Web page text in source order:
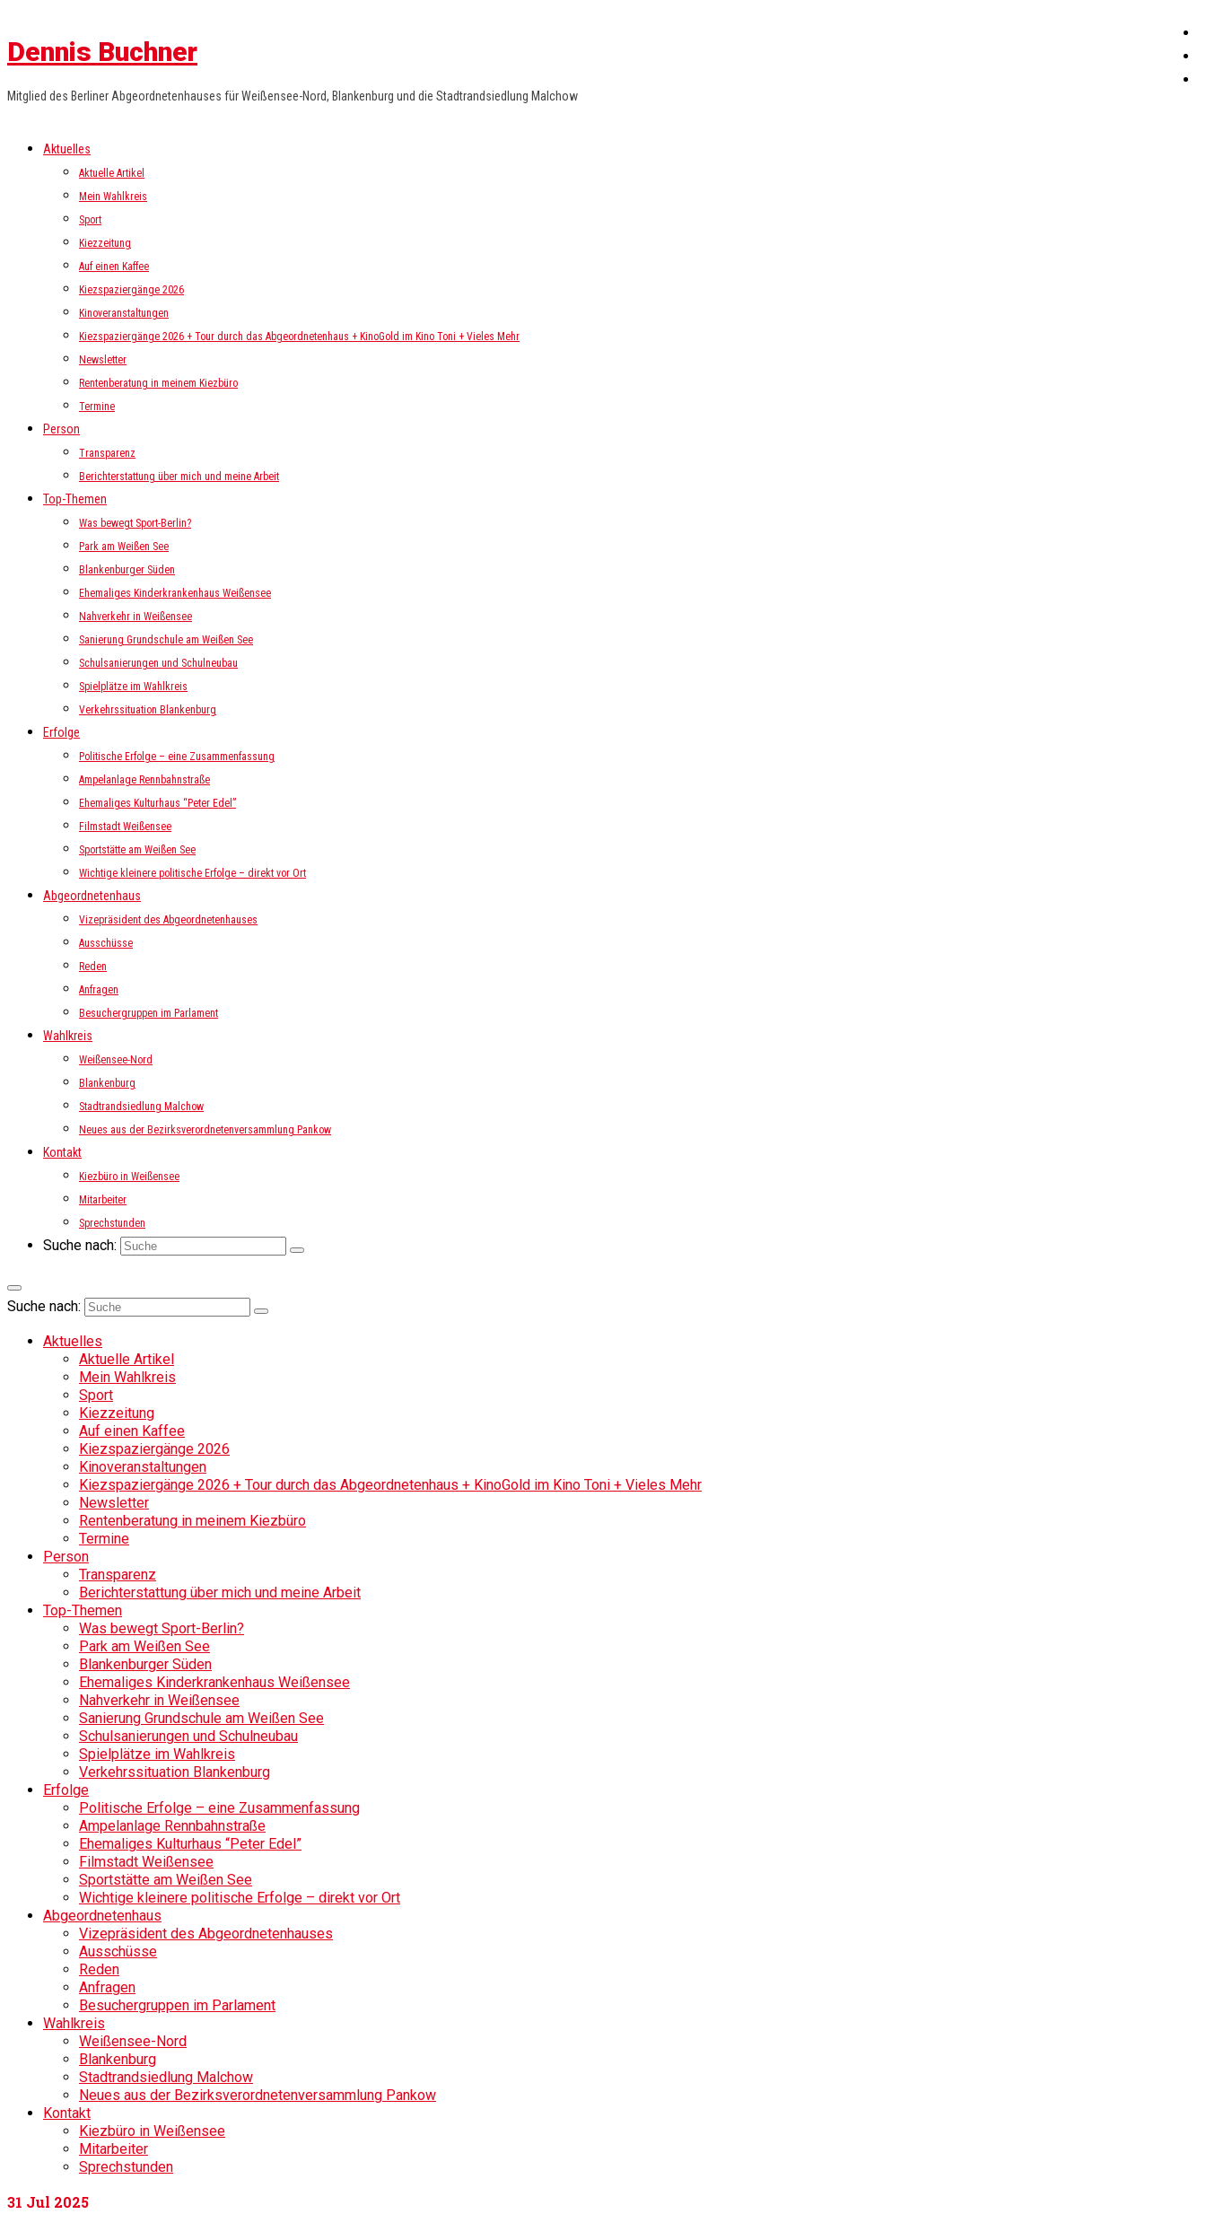
Dennis Buchner
Mitglied des Berliner Abgeordnetenhauses für Weißensee-Nord, Blankenburg und die Stadtrandsiedlung Malchow
Aktuelles
Aktuelle Artikel
Mein Wahlkreis
Sport
Kiezzeitung
Auf einen Kaffee
Kiezspaziergänge 2026
Kinoveranstaltungen
Kiezspaziergänge 2026 + Tour durch das Abgeordnetenhaus + KinoGold im Kino Toni + Vieles Mehr
Newsletter
Rentenberatung in meinem Kiezbüro
Termine
Person
Transparenz
Berichterstattung über mich und meine Arbeit
Top-Themen
Was bewegt Sport-Berlin?
Park am Weißen See
Blankenburger Süden
Ehemaliges Kinderkrankenhaus Weißensee
Nahverkehr in Weißensee
Sanierung Grundschule am Weißen See
Schulsanierungen und Schulneubau
Spielplätze im Wahlkreis
Verkehrssituation Blankenburg
Erfolge
Politische Erfolge – eine Zusammenfassung
Ampelanlage Rennbahnstraße
Ehemaliges Kulturhaus “Peter Edel”
Filmstadt Weißensee
Sportstätte am Weißen See
Wichtige kleinere politische Erfolge – direkt vor Ort
Abgeordnetenhaus
Vizepräsident des Abgeordnetenhauses
Ausschüsse
Reden
Anfragen
Besuchergruppen im Parlament
Wahlkreis
Weißensee-Nord
Blankenburg
Stadtrandsiedlung Malchow
Neues aus der Bezirksverordnetenversammlung Pankow
Kontakt
Kiezbüro in Weißensee
Mitarbeiter
Sprechstunden
Suche nach:
Suche nach:
Aktuelles
Aktuelle Artikel
Mein Wahlkreis
Sport
Kiezzeitung
Auf einen Kaffee
Kiezspaziergänge 2026
Kinoveranstaltungen
Kiezspaziergänge 2026 + Tour durch das Abgeordnetenhaus + KinoGold im Kino Toni + Vieles Mehr
Newsletter
Rentenberatung in meinem Kiezbüro
Termine
Person
Transparenz
Berichterstattung über mich und meine Arbeit
Top-Themen
Was bewegt Sport-Berlin?
Park am Weißen See
Blankenburger Süden
Ehemaliges Kinderkrankenhaus Weißensee
Nahverkehr in Weißensee
Sanierung Grundschule am Weißen See
Schulsanierungen und Schulneubau
Spielplätze im Wahlkreis
Verkehrssituation Blankenburg
Erfolge
Politische Erfolge – eine Zusammenfassung
Ampelanlage Rennbahnstraße
Ehemaliges Kulturhaus “Peter Edel”
Filmstadt Weißensee
Sportstätte am Weißen See
Wichtige kleinere politische Erfolge – direkt vor Ort
Abgeordnetenhaus
Vizepräsident des Abgeordnetenhauses
Ausschüsse
Reden
Anfragen
Besuchergruppen im Parlament
Wahlkreis
Weißensee-Nord
Blankenburg
Stadtrandsiedlung Malchow
Neues aus der Bezirksverordnetenversammlung Pankow
Kontakt
Kiezbüro in Weißensee
Mitarbeiter
Sprechstunden
31 Jul 2025